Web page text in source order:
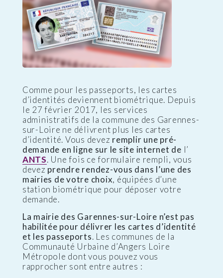
Comme pour les passeports, les cartes
d’identités deviennent biométrique. Depuis
le 27 février 2017, les services
administratifs de la commune des Garennes-
sur-Loire ne délivrent plus les cartes
d’identité. Vous devez remplir une pré-
demande en ligne sur le site internet de l’
ANTS. Une fois ce formulaire rempli, vous
devez prendre rendez-vous dans l’une des
mairies de votre choix, équipées d’une
station biométrique pour déposer votre
demande.
La mairie des Garennes-sur-Loire n’est pas
habilitée pour délivrer les cartes d’identité
et les passeports. Les communes de la
Communauté Urbaine d’Angers Loire
Métropole dont vous pouvez vous
rapprocher sont entre autres :